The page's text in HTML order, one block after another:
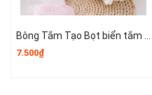
7.500₫